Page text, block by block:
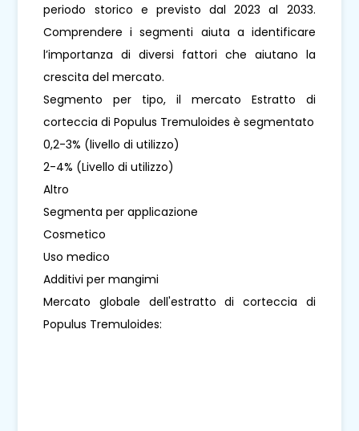
periodo storico e previsto dal 2023 al 2033.
Comprendere i segmenti aiuta a identificare
l’importanza di diversi fattori che aiutano la
crescita del mercato.
Segmento per tipo, il mercato Estratto di
corteccia di Populus Tremuloides è segmentato
0,2-3% (livello di utilizzo)
2-4% (Livello di utilizzo)
Altro
Segmenta per applicazione
Cosmetico
Uso medico
Additivi per mangimi
Mercato globale dell'estratto di corteccia di
Populus Tremuloides: